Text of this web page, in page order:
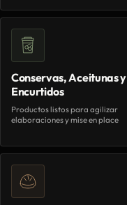
Conservas, Aceitunas y
Encurtidos
Productos listos para agilizar
elaboraciones y mise en place